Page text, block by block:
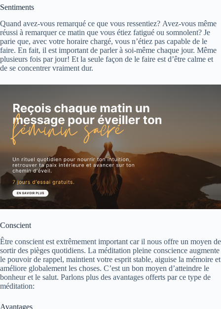
Sentiments
Quand avez-vous remarqué ce que vous ressentiez? Avez-vous même
réussi à remarquer ce matin que vous étiez fatigué ou somnolent? Je
parie que, avec votre horaire chargé, vous n’étiez pas capable de le
faire. En fait, il est important de parler à soi-même chaque jour. Même
plusieurs fois par jour! Et la seule façon de le faire est d’être calme et
de se concentrer vraiment dur.
Conscient
Être conscient est extrêmement important car il nous offre un moyen de
sortir des pièges quotidiens. La méditation pleine conscience augmente
le pouvoir de rappel, maintient votre esprit stable, aiguise la mémoire et
améliore globalement les choses. C’est un bon moyen d’atteindre le
bonheur et le salut. Parlons plus des avantages offerts par ce type de
méditation:
Avantages